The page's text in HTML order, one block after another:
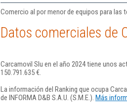
Comercio al por menor de equipos para
Datos comerciales de
Carcamovil Slu en el año 2024 tiene unos
150.791.635 €.
La información del Ranking que ocupa
de INFORMA D&B S.A.U. (S.M.E.). Más